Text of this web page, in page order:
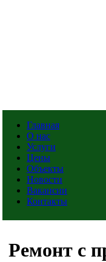
Главная
О нас
Услуги
Цены
Объекты
Новости
Вакансии
Контакты
Ремонт с